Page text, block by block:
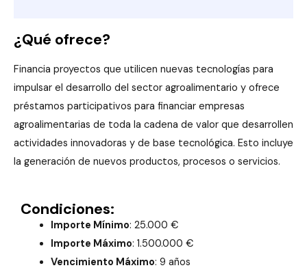
¿Qué ofrece?
Financia proyectos que utilicen nuevas tecnologías para
impulsar el desarrollo del sector agroalimentario y ofrece
préstamos participativos para financiar empresas
agroalimentarias de toda la cadena de valor que desarrollen
actividades innovadoras y de base tecnológica. Esto incluye
la generación de nuevos productos, procesos o servicios.
Condiciones:
Importe Mínimo: 25.000 €
Importe Máximo: 1.500.000 €
Vencimiento Máximo: 9 años